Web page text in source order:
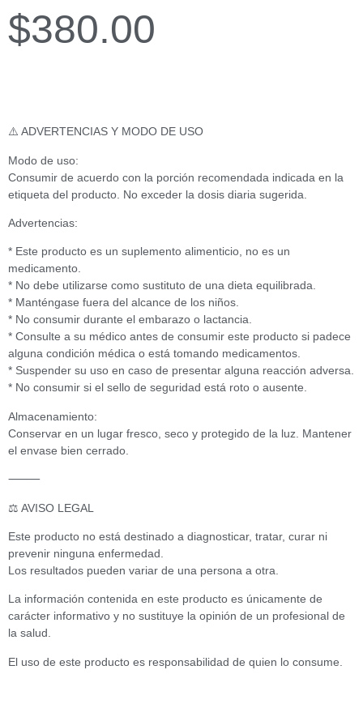
$380.00
⚠️ ADVERTENCIAS Y MODO DE USO
Modo de uso:
Consumir de acuerdo con la porción recomendada indicada en la
etiqueta del producto. No exceder la dosis diaria sugerida.
Advertencias:
* Este producto es un suplemento alimenticio, no es un
medicamento.
* No debe utilizarse como sustituto de una dieta equilibrada.
* Manténgase fuera del alcance de los niños.
* No consumir durante el embarazo o lactancia.
* Consulte a su médico antes de consumir este producto si padece
alguna condición médica o está tomando medicamentos.
* Suspender su uso en caso de presentar alguna reacción adversa.
* No consumir si el sello de seguridad está roto o ausente.
Almacenamiento:
Conservar en un lugar fresco, seco y protegido de la luz. Mantener
el envase bien cerrado.
⸻
⚖️ AVISO LEGAL
Este producto no está destinado a diagnosticar, tratar, curar ni
prevenir ninguna enfermedad.
Los resultados pueden variar de una persona a otra.
La información contenida en este producto es únicamente de
carácter informativo y no sustituye la opinión de un profesional de
la salud.
El uso de este producto es responsabilidad de quien lo consume.